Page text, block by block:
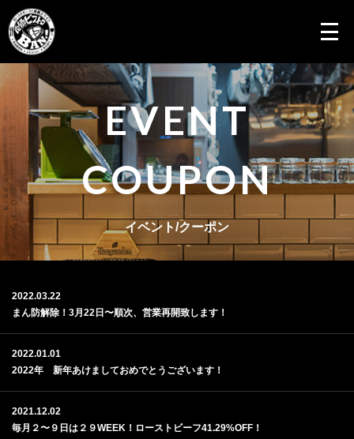
EVENT
COUPON
イベント/クーポン
2022.03.22
まん防解除！3月22日〜順次、営業再開致します！
2022.01.01
2022年 新年あけましておめでとうございます！
2021.12.02
毎月２〜９日は２９WEEK！ローストビーフ41.29%OFF！